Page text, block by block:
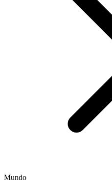
Mundo